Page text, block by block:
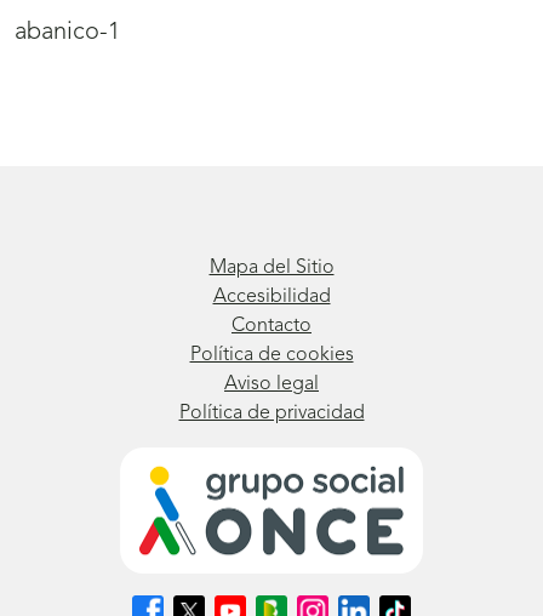
abanico-1
Mapa del Sitio
Accesibilidad
Contacto
Política de cookies
Aviso legal
Política de privacidad
SíguenosSíguenosSíguenosSíguenosSíguenosSíguenosSíguenos